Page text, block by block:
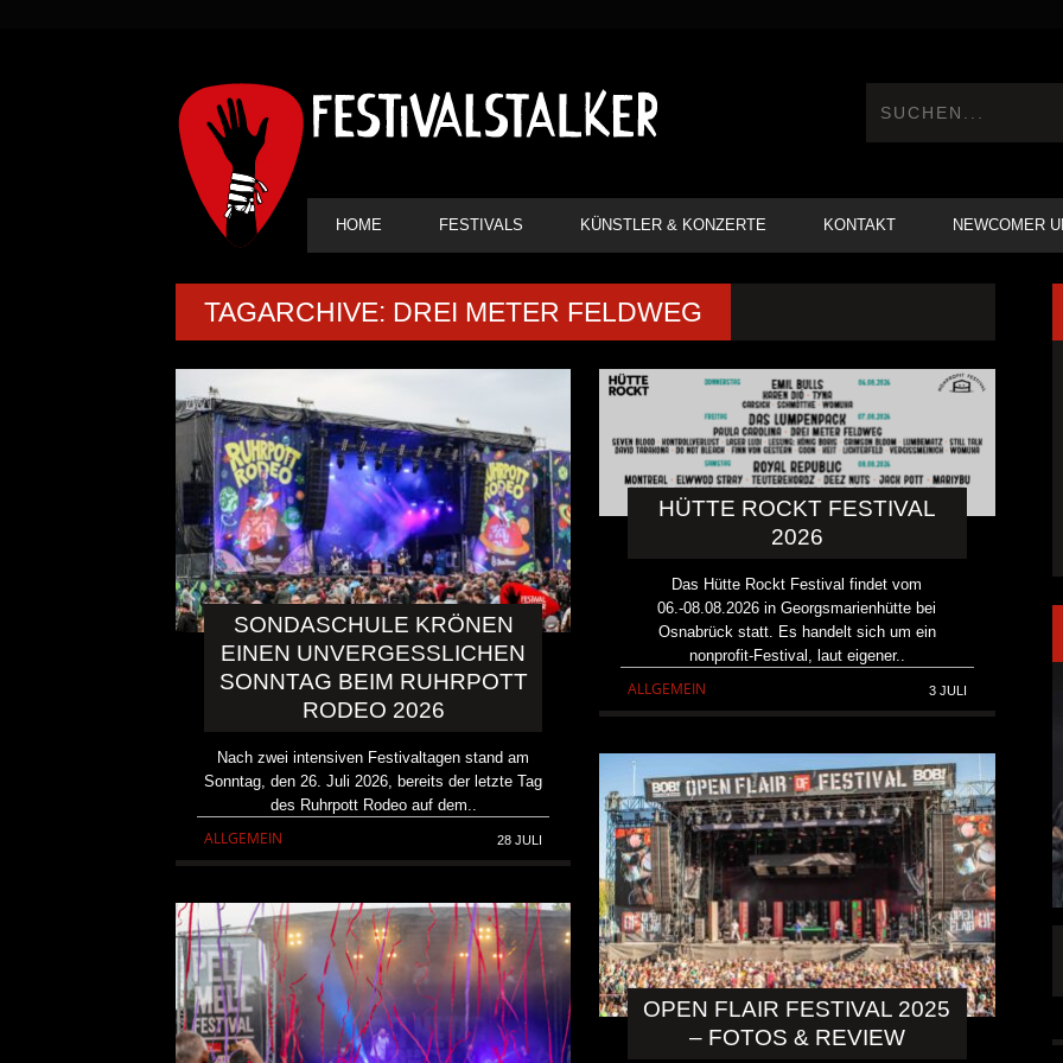
HAUPT-
NAVIGATION
HOME FESTIVALS KÜNSTLER & KONZERTE KONTAKT NEWCOMER
TAGARCHIVE: DREI METER FELDWEG
SONDASCHULE KRÖNEN
EINEN UNVERGESSLICHEN
SONNTAG BEIM RUHRPOTT
RODEO 2026
Nach zwei intensiven Festivaltagen stand am
Sonntag, den 26. Juli 2026, bereits der letzte Tag
des Ruhrpott Rodeo auf dem..
ALLGEMEIN 28 JULI
HÜTTE ROCKT FESTIVAL
2026
Das Hütte Rockt Festival findet vom
06.-08.08.2026 in Georgsmarienhütte bei
Osnabrück statt. Es handelt sich um ein
nonprofit-Festival, laut eigener..
ALLGEMEIN 3 JULI
OPEN FLAIR FESTIVAL 2025
– FOTOS & REVIEW
PRONG VERÖFFENTLICHEN NEUE SINGLE
„THE BANNER“
ALLGEMEIN 5 AUG.
DICK BRAVE ROCKT DINSLAKEN DIREKT
ZWEIMAL
ALLGEMEIN 5 AUG.